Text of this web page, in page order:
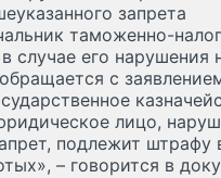
запрета
таможенно-
случае его нарушения
с
лицо,
подлежит штрафу
– говорится в